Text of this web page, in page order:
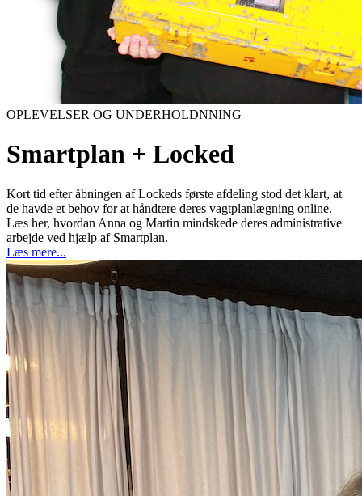
OPLEVELSER OG UNDERHOLDNNING
Smartplan + Locked
Kort tid efter åbningen af Lockeds første afdeling stod det klart, at
de havde et behov for at håndtere deres vagtplanlægning online.
Læs her, hvordan Anna og Martin mindskede deres administrative
arbejde ved hjælp af Smartplan.
Læs mere...